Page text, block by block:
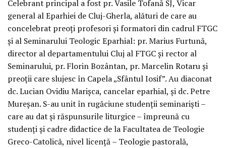
Celebrant principal a fost pr. Vasile Tofană SJ, Vicar
general al Eparhiei de Cluj-Gherla, alături de care au
concelebrat preoți profesori și formatori din cadrul FTGC
și al Seminarului Teologic Eparhial: pr. Marius Furtună,
director al departamentului Cluj al FTGC și rector al
Seminarului, pr. Florin Bozântan, pr. Marcelin Rotaru și
preoții care slujesc în Capela „Sfântul Iosif”. Au diaconat
dc. Lucian Ovidiu Marișca, cancelar eparhial, și dc. Petre
Mureșan. S-au unit în rugăciune studenții seminariști –
care au dat și răspunsurile liturgice – împreună cu
studenți și cadre didactice de la Facultatea de Teologie
Greco-Catolică, nivel licență – Teologie pastorală,